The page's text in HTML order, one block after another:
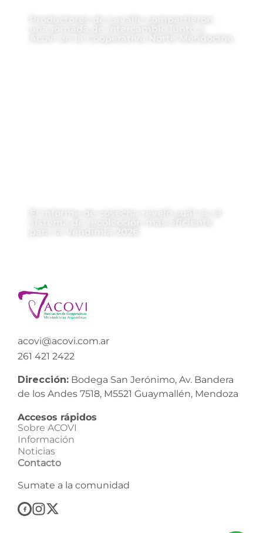
acovi@acovi.com.ar
261 421 2422
Dirección: Bodega San Jerónimo, Av. Bandera
de los Andes 7518, M5521 Guaymallén, Mendoza
Accesos rápidos
Sobre ACOVI
Información
Noticias
Contacto
Sumate a la comunidad